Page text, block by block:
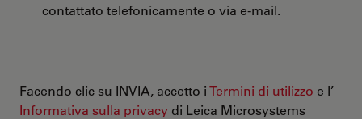
contattato telefonicamente o via e-mail.
Facendo clic su INVIA, accetto iTermini di utilizzo e l’
Informativa sulla privacy di Leica Microsystems